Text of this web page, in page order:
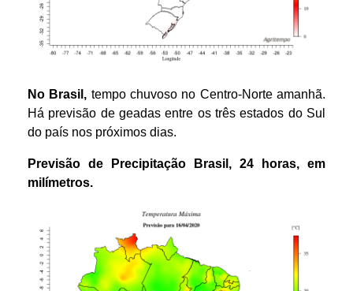
No Brasil, tempo chuvoso no Centro-Norte amanhã.
Há previsão de geadas entre os três estados do Sul
do país nos próximos dias.
Previsão de Precipitação Brasil , 24 horas, em
milímetros.